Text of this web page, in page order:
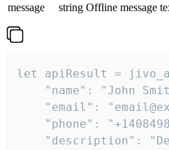
message
string Offline message
let apiResult =
"name": "John
"email":
"phone":
"description":